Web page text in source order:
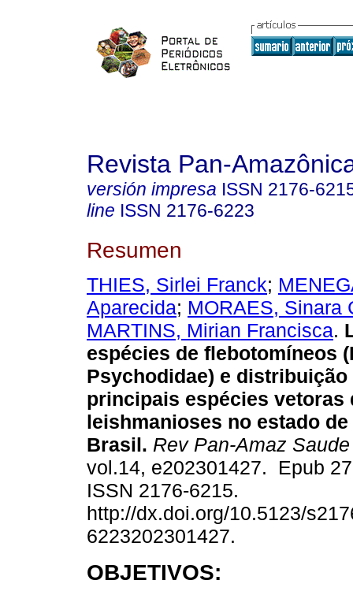
Revista Pan-
versión impresa ISSN 2176-
line ISSN 2176-6223
Resumen
THIES, Sirlei Franck;
Aparecida; MORAES, Sinara
MARTINS, Mirian Francisca.
espécies de flebotomíneos
Psychodidae) e
principais espécies vetoras
leishmanioses no estado
Brasil. Rev Pan-Amaz Saude
vol.14, e202301427. Epub
ISSN 2176-6215.
http://dx.doi.org/10.5123/
6223202301427.
OBJETIVOS: